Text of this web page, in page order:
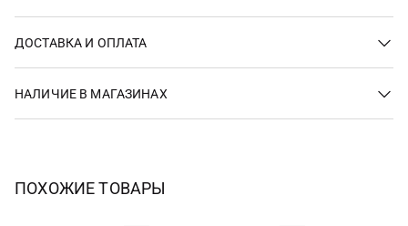
ДОСТАВКА И ОПЛАТА
НАЛИЧИЕ В МАГАЗИНАХ
ПОХОЖИЕ ТОВАРЫ